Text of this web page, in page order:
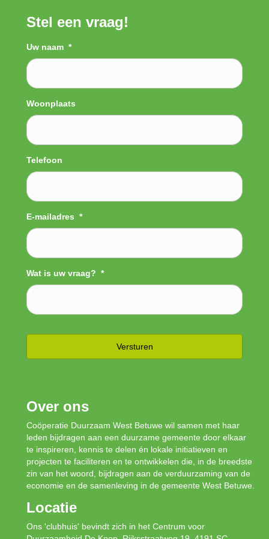
Stel een vraag!
Uw naam *
Woonplaats
Telefoon
E-mailadres *
Wat is uw vraag? *
Over ons
Coöperatie Duurzaam West Betuwe wil samen met haar
leden bijdragen aan een duurzame gemeente door elkaar
te inspireren, kennis te delen én lokale initiatieven en
projecten te faciliteren en te ontwikkelen die, in de breedste
zin van het woord, bijdragen aan de verduurzaming van de
economie en de samenleving in de gemeente West Betuwe.
Locatie
Ons 'clubhuis' bevindt zich in het Centrum voor